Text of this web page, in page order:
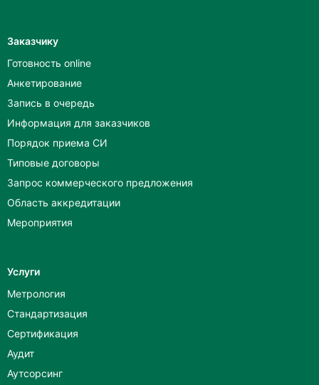
Заказчику
Готовность online
Анкетирование
Запись в очередь
Информация для заказчиков
Порядок приема СИ
Типовые договоры
Запрос коммерческого предложения
Область аккредитации
Мероприятия
Услуги
Метрология
Стандартизация
Сертификация
Аудит
Аутсорсинг